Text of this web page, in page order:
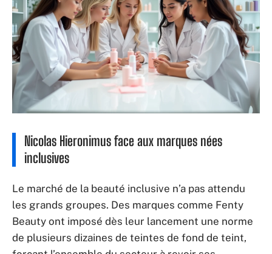
Nicolas Hieronimus face aux marques nées
inclusives
Le marché de la beauté inclusive n’a pas attendu
les grands groupes. Des marques comme Fenty
Beauty ont imposé dès leur lancement une norme
de plusieurs dizaines de teintes de fond de teint,